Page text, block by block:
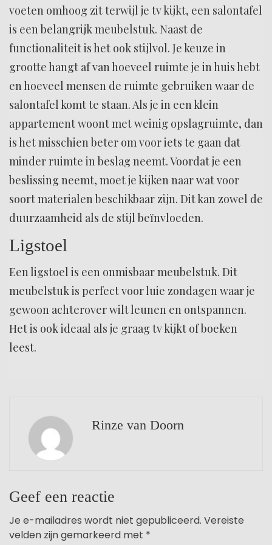
voeten omhoog zit terwijl je tv kijkt, een salontafel
is een belangrijk meubelstuk. Naast de
functionaliteit is het ook stijlvol. Je keuze in
grootte hangt af van hoeveel ruimte je in huis hebt
en hoeveel mensen de ruimte gebruiken waar de
salontafel komt te staan. Als je in een klein
appartement woont met weinig opslagruimte, dan
is het misschien beter om voor iets te gaan dat
minder ruimte in beslag neemt. Voordat je een
beslissing neemt, moet je kijken naar wat voor
soort materialen beschikbaar zijn. Dit kan zowel de
duurzaamheid als de stijl beïnvloeden.
Ligstoel
Een ligstoel is een onmisbaar meubelstuk. Dit
meubelstuk is perfect voor luie zondagen waar je
gewoon achterover wilt leunen en ontspannen.
Het is ook ideaal als je graag tv kijkt of boeken
leest.
Rinze van Doorn
Geef een reactie
Je e-mailadres wordt niet gepubliceerd. Vereiste
velden zijn gemarkeerd met *